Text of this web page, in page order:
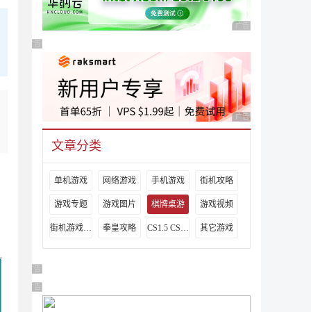
广告 商业广告，理性
广告 商业广告，理性选择
广告 商业广告，理性
文章分类
单机游戏 网络游戏 手机游戏 街机攻略
游戏专题 游戏图片 棋牌桌游 游戏视频
街机游戏出招表 拳皇攻略 CS1.5 CS1.6攻略 其它游戏
广告 商业广告，理性选择
广告 商业广告，理性选择